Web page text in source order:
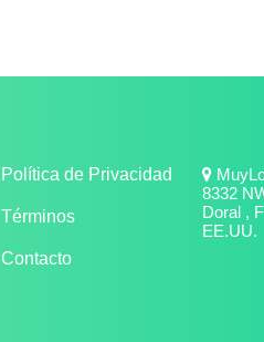
Política de Privacidad
Términos
Contacto
8332
Doral ,
EE.UU.